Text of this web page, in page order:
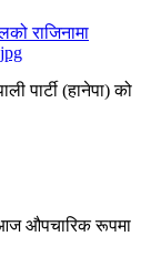
राजिनामा
पार्टी (हानेपा) को
औपचारिक रूपमा